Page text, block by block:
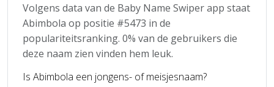
Volgens data van de Baby Name Swiper app staat
Abimbola op positie #5473 in de
populariteitsranking. 0% van de gebruikers die
deze naam zien vinden hem leuk.
Is Abimbola een jongens- of meisjesnaam?